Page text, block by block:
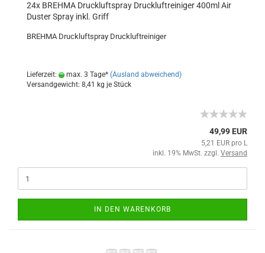
24x BREHMA Druckluftspray Druckluftreiniger 400ml Air
Duster Spray inkl. Griff
BREHMA Druckluftspray Druckluftreiniger
Lieferzeit: max. 3 Tage* (Ausland abweichend)
Versandgewicht: 8,41 kg je Stück
49,99 EUR
5,21 EUR pro L
inkl. 19% MwSt. zzgl. Versand
IN DEN WARENKORB